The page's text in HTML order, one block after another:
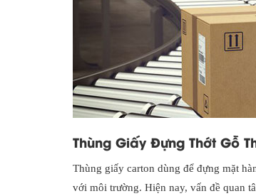
Thùng Giấy Đựng Thớt Gỗ
Thùng giấy carton dùng để đựng mặt
với môi trường. Hiện nay, vấn đề quan